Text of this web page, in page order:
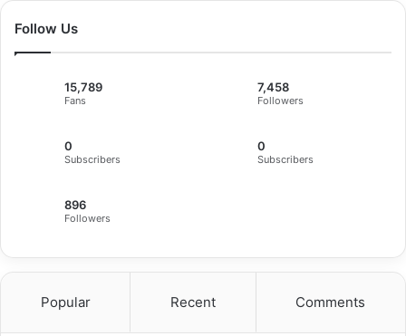
Follow Us
15,789
Fans
7,458
Followers
0
Subscribers
0
Subscribers
896
Followers
Popular Recent Comments